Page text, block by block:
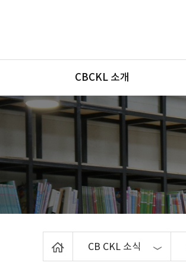
메뉴
CBCKL 소개
CB CKL 소식